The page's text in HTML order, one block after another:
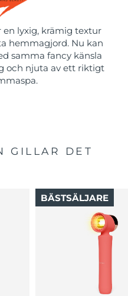
en lyxig, krämig textur
hemmagjord. Nu kan
samma fancy känsla
och njuta av ett riktigt
GILLAR DET
BÄSTSÄLJARE